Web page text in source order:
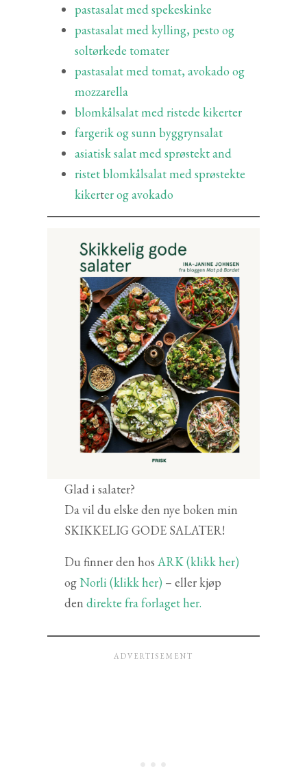
pastasalat med spekeskinke
pastasalat med kylling, pesto og
soltørkede tomater
pastasalat med tomat, avokado og
mozzarella
blomkålsalat med ristede kikerter
fargerik og sunn byggrynsalat
asiatisk salat med sprøstekt and
ristet blomkålsalat med sprøstekte
kikerter og avokado
Glad i salater?
Da vil du elske den nye boken min
SKIKKELIG GODE SALATER!
Du finner den hos ARK (klikk her)
ogNorli (klikk her)– eller kjøp
den direkte fra forlaget her.